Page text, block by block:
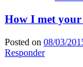
How I met your
Posted on 08/03/
Responder